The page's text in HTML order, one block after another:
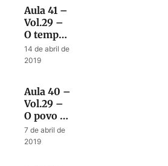
nações
Aula 41 –
Vol.29 –
O tempo
da
angústia
14 de abril de
2019
Aula 40 –
Vol.29 –
O povo de
Israel e a
sua terra
7 de abril de
2019